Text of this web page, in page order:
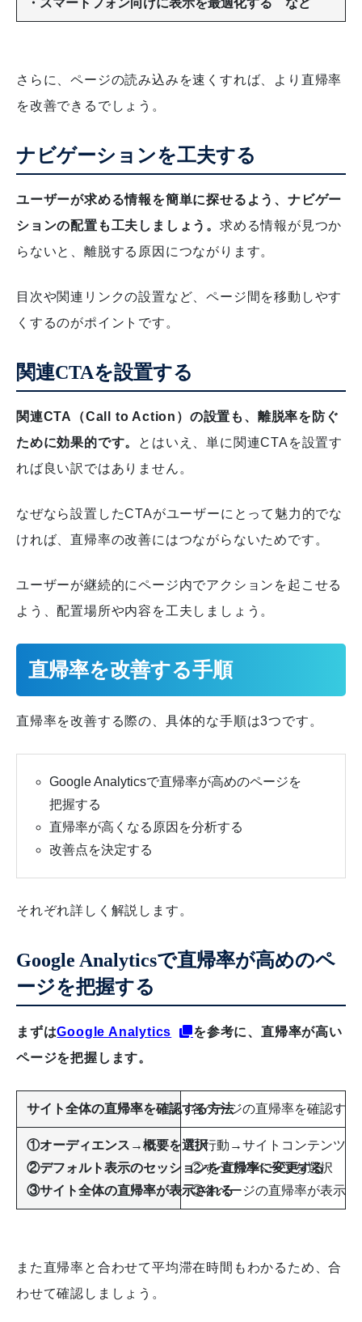
・スマートフォン向けに表示を最適化する など
さらに、ページの読み込みを速くすれば、より直帰率
を改善できるでしょう。
ナビゲーションを工夫する
ユーザーが求める情報を簡単に探せるよう、ナビゲー
ションの配置も工夫しましょう。 求める情報が見つか
らないと、離脱する原因につながります。
目次や関連リンクの設置など、ページ間を移動しやす
くするのがポイントです。
関連CTAを設置する
関連CTA（Call to Action）の設置も、離脱率を防ぐ
ために効果的です。
とはいえ、単に関連CTAを設置す
れば良い訳ではありません。
なぜなら設置したCTAがユーザーにとって魅力的でな
ければ、直帰率の改善にはつながらないためです。
ユーザーが継続的にページ内でアクションを起こせる
よう、配置場所や内容を工夫しましょう。
直帰率を改善する手順
直帰率を改善する際の、具体的な手順は3つです。
Google Analyticsで直帰率が高めのページを
把握する
直帰率が高くなる原因を分析する
改善点を決定する
それぞれ詳しく解説します。
Google Analyticsで直帰率が高めのペ
ージを把握する
まずはGoogle Analytics
を参考に、直帰率が高い
ページを把握します。
サイト全体の直帰率を確認する方法各ページの直帰率を確認する
①オーディエンス→概要を選択
②デフォルト表示のセッションを直帰率に変更する
③サイト全体の直帰率が表示される
①行動→サイトコンテンツを
②すべてのページを選択
③各ページの直帰率が表示さ
また直帰率と合わせて平均滞在時間もわかるため、合
わせて確認しましょう。